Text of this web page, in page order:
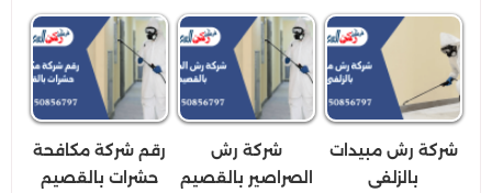
شركة رش مبيدات
بالزلفى
شركة رش
الصراصير بالقصيم
رقم شركة مكافحة
حشرات بالقصيم